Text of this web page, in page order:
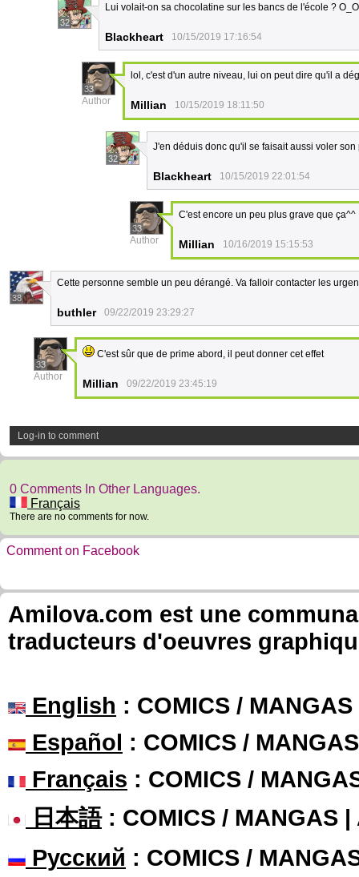
32
Lui volait-on sa chocolatine sur les bancs de l'école ? O_O
Blackheart 10/15/2019 17:16:54
33
Author
lol, c'est d'un autre niveau, lui on peut dire qu'il a
Millian 10/15/2019 18:11:50
32
J'en déduis donc qu'il se faisait aussi voler
Blackheart 10/15/2019 22:01:54
33
Author
C'est encore un peu plus grave que ça^^
Millian 10/16/2019 15:15:53
38
Cette personne semble un peu dérangé. Va falloir contacter les
buthler 09/22/2019 23:29:27
33
Author
C'est sûr que de prime abord, il peut donner cet effet
Millian 09/22/2019 23:45:19
Log-in to comment
0 Comments In Other Languages.
Français
There are no comments for now.
Comment on Facebook
Amilova.com est une
traducteurs d'oeuvres
English : COMICS /
Español : COMICS /
Français : COMICS /
日本語: COMICS / MANGAS |
Русский : COMICS /